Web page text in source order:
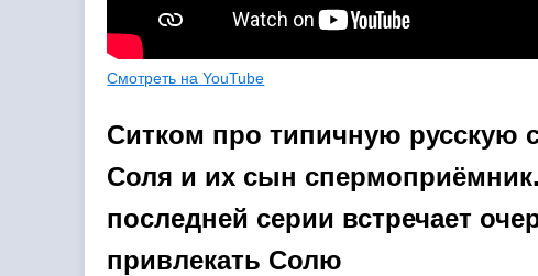
Смотреть на YouTube
Ситком про типичную
Соля и их сын
последней серии встречает
привлекать Солю